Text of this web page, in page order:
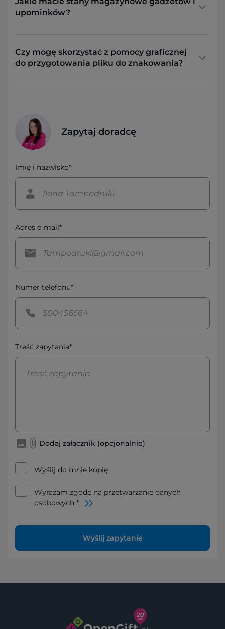
upominków?
Czy mogę skorzystać z pomocy graficznej
do przygotowania pliku do znakowania?
Zapytaj doradcę
Imię i nazwisko*
Adres e-mail*
Numer telefonu*
Treść zapytania*
Dodaj załącznik (opcjonalnie)
Wyślij do mnie kopię
Wyrażam zgodę na przetwarzanie danych
osobowych *
Wyślij zapytanie